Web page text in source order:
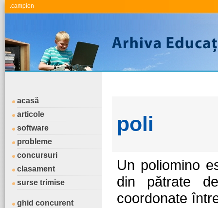
.campion
acasă
articole
software
probleme
concursuri
clasament
surse trimise
ghid concurent
poli
Un poliomino
din pătrate
coordonate